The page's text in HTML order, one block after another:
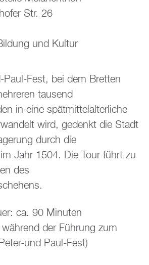
Str. 26
und Kultur
Paul-Fest, bei dem Bretten
tausend
in eine spätmittelalterliche
wird, gedenkt die Stadt
durch die
Jahr 1504. Die Tour führt zu
des
ca. 90 Minuten
der Führung zum
und Paul-Fest)